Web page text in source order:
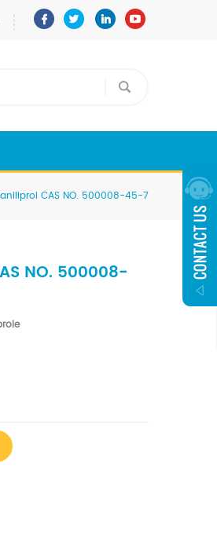
CAS NO. 500008-45-7
NO. 500008-